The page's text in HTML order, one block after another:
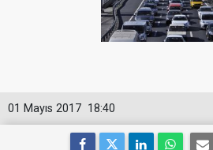
18:40
01 Mayıs 2017